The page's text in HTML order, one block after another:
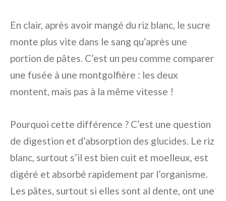
En clair, après avoir mangé du riz blanc, le sucre
monte plus vite dans le sang qu’après une
portion de pâtes. C’est un peu comme comparer
une fusée à une montgolfière : les deux
montent, mais pas à la même vitesse !
Pourquoi cette différence ? C’est une question
de digestion et d’absorption des glucides. Le riz
blanc, surtout s’il est bien cuit et moelleux, est
digéré et absorbé rapidement par l’organisme.
Les pâtes, surtout si elles sont al dente, ont une